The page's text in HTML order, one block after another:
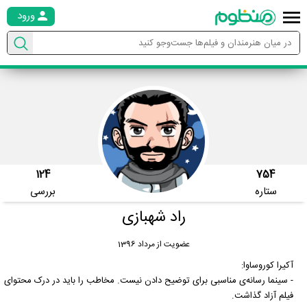
ورود
754
ستاره
124
بررسی
راد شهبازی
عضویت از مرداد 1396
آکیرا کوروساوا:
- سینما رسانه‌ی مناسبی برای توضیح دادن نیست. مخاطب را باید در درک محتوای
فیلم آزاد گذاشت.